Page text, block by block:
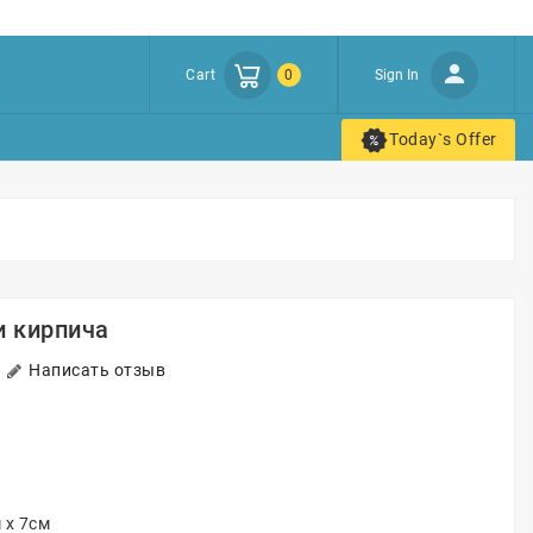
Cart 0 Sign In
Today`s Offer
кирпича
Написать отзыв
x 7см